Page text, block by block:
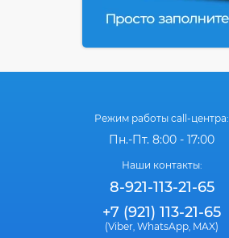
Режим работы call-центра:
Пн.-Пт. 8:00 - 17:00
Наши контакты:
8-921-113-21-65
+7 (921) 113-21-65
(Viber, WhatsApp, MAX)